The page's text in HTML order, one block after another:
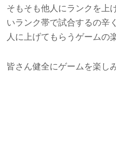
そもそも他人にランクを上
いランク帯で試合するの辛
人に上げてもらうゲームの
皆さん健全にゲームを楽し